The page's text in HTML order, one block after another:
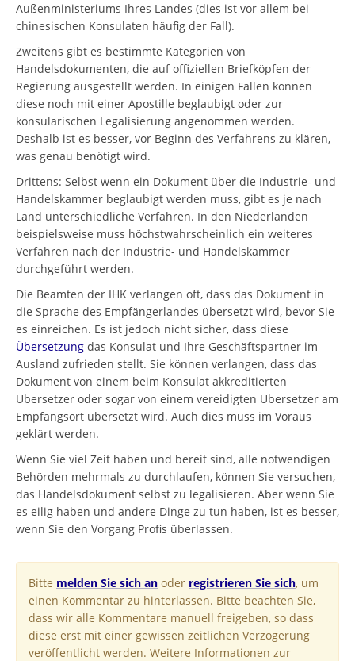
Außenministeriums Ihres Landes (dies ist vor allem bei
chinesischen Konsulaten häufig der Fall).
Zweitens gibt es bestimmte Kategorien von
Handelsdokumenten, die auf offiziellen Briefköpfen der
Regierung ausgestellt werden. In einigen Fällen können
diese noch mit einer Apostille beglaubigt oder zur
konsularischen Legalisierung angenommen werden.
Deshalb ist es besser, vor Beginn des Verfahrens zu klären,
was genau benötigt wird.
Drittens: Selbst wenn ein Dokument über die Industrie- und
Handelskammer beglaubigt werden muss, gibt es je nach
Land unterschiedliche Verfahren. In den Niederlanden
beispielsweise muss höchstwahrscheinlich ein weiteres
Verfahren nach der Industrie- und Handelskammer
durchgeführt werden.
Die Beamten der IHK verlangen oft, dass das Dokument in
die Sprache des Empfängerlandes übersetzt wird, bevor Sie
es einreichen. Es ist jedoch nicht sicher, dass diese
Übersetzung das Konsulat und Ihre Geschäftspartner im
Ausland zufrieden stellt. Sie können verlangen, dass das
Dokument von einem beim Konsulat akkreditierten
Übersetzer oder sogar von einem vereidigten Übersetzer am
Empfangsort übersetzt wird. Auch dies muss im Voraus
geklärt werden.
Wenn Sie viel Zeit haben und bereit sind, alle notwendigen
Behörden mehrmals zu durchlaufen, können Sie versuchen,
das Handelsdokument selbst zu legalisieren. Aber wenn Sie
es eilig haben und andere Dinge zu tun haben, ist es besser,
wenn Sie den Vorgang Profis überlassen.
Bitte melden Sie sich an oder registrieren Sie sich, um
einen Kommentar zu hinterlassen. Bitte beachten Sie,
dass wir alle Kommentare manuell freigeben, so dass
diese erst mit einer gewissen zeitlichen Verzögerung
veröffentlicht werden. Weitere Informationen zur